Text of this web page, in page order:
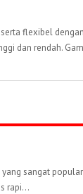
flexibel
dan rendah.
sangat
rapi...